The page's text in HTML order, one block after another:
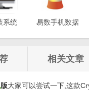
系统
易数手机数据
相关文章
版大家可以尝试一下,这款